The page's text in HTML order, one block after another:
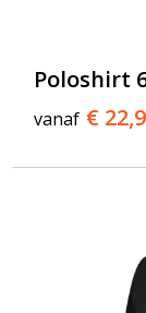
Poloshirt
vanaf €